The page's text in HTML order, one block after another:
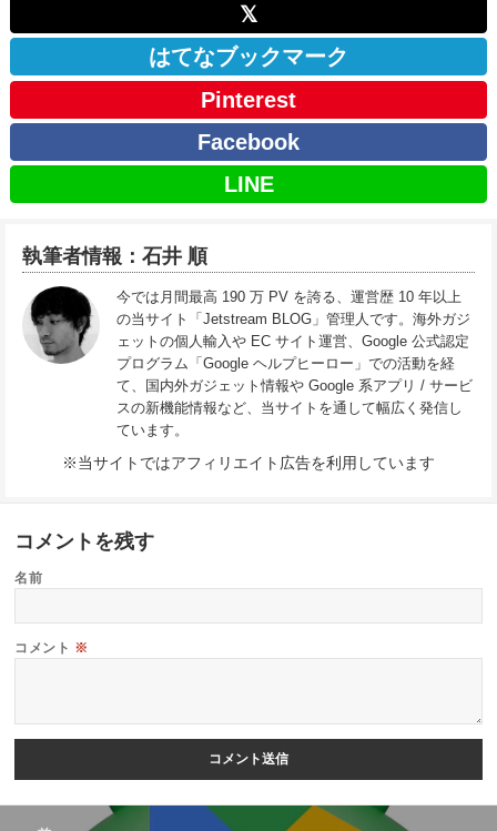
𝕏
はてなブックマーク
Pinterest
Facebook
LINE
執筆者情報：石井 順
今では月間最高 190 万 PV を誇る、運営歴 10 年以上
の当サイト「Jetstream BLOG」管理人です。海外ガジ
ェットの個人輸入や EC サイト運営、Google 公式認定
プログラム「Google ヘルプヒーロー」での活動を経
て、国内外ガジェット情報や Google 系アプリ / サービ
スの新機能情報など、当サイトを通して幅広く発信し
ています。
※当サイトではアフィリエイト広告を利用しています
コメントを残す
名前
コメント ※